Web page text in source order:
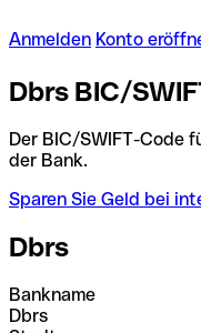
Anmelden Konto
Dbrs BIC/
Der BIC/SWIFT-Code
der Bank.
Sparen Sie Geld bei
Dbrs
Bankname
Dbrs